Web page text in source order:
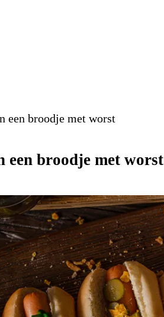
een broodje met worst
een broodje met worst